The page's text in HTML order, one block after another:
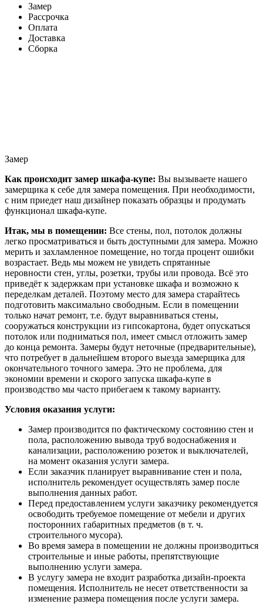
Замер
Рассрочка
Оплата
Доставка
Сборка
Замер
Как происходит замер шкафа-купе: Вы вызываете нашего
замерщика к себе для замера помещения. При необходимости,
с ним приедет наш дизайнер показать образцы и продумать
функционал шкафа-купе.
Итак, мы в помещении: Все стены, пол, потолок должны
легко просматриваться и быть доступными для замера. Можно
мерить и захламленное помещение, но тогда процент ошибки
возрастает. Ведь мы можем не увидеть спрятанные
неровности стен, углы, розетки, трубы или провода. Всё это
приведёт к задержкам при установке шкафа и возможно к
переделкам деталей. Поэтому место для замера старайтесь
подготовить максимально свободным. Если в помещении
только начат ремонт, т.е. будут выравниваться стены,
сооружаться конструкции из гипсокартона, будет опускаться
потолок или подниматься пол, имеет смысл отложить замер
до конца ремонта. Замеры будут неточные (предварительные),
что потребует в дальнейшем второго выезда замерщика для
окончательного точного замера. Это не проблема, для
экономии времени и скорого запуска шкафа-купе в
производство мы часто прибегаем к такому варианту.
Условия оказания услуги:
Замер производится по фактическому состоянию стен и
пола, расположению вывода труб водоснабжения и
канализации, расположению розеток и выключателей,
на момент оказания услуги замера.
Если заказчик планирует выравнивание стен и пола,
исполнитель рекомендует осуществлять замер после
выполнения данных работ.
Перед предоставлением услуги заказчику рекомендуется
освободить требуемое помещение от мебели и других
посторонних габаритных предметов (в т. ч.
строительного мусора).
Во время замера в помещении не должны производиться
строительные и иные работы, препятствующие
выполнению услуги замера.
В услугу замера не входит разработка дизайн-проекта
помещения. Исполнитель не несет ответственности за
изменение размера помещения после услуги замера.